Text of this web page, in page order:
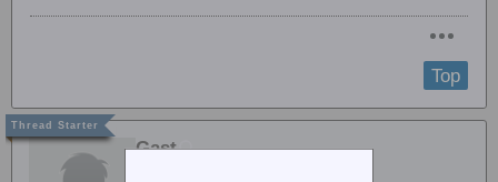
Top
Gast